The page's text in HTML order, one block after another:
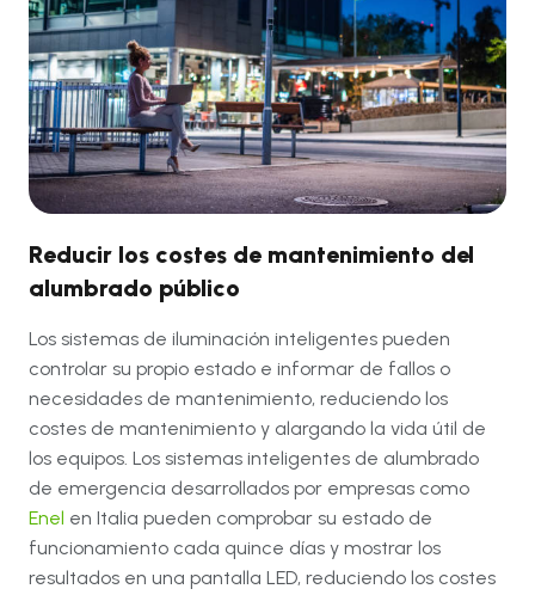
Reducir los costes de mantenimiento del
alumbrado público
Los sistemas de iluminación inteligentes pueden
controlar su propio estado e informar de fallos o
necesidades de mantenimiento, reduciendo los
costes de mantenimiento y alargando la vida útil de
los equipos. Los sistemas inteligentes de alumbrado
de emergencia desarrollados por empresas como
Enel en Italia pueden comprobar su estado de
funcionamiento cada quince días y mostrar los
resultados en una pantalla LED, reduciendo los costes